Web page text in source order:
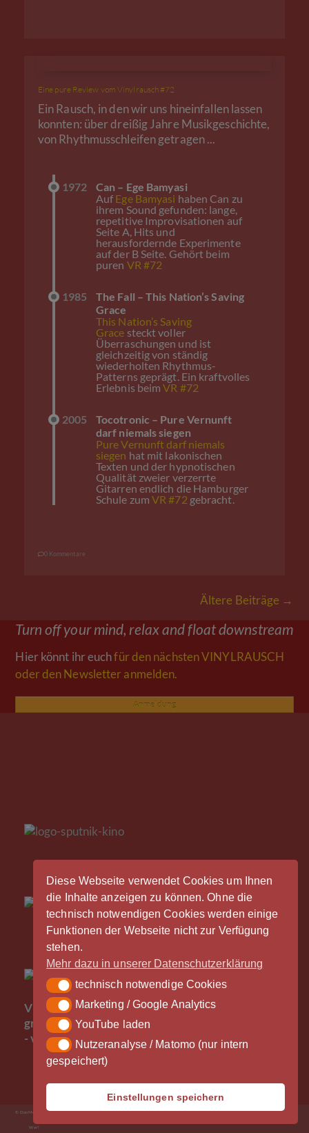
Diese Webseite verwendet Cookies um Ihnen
die Inhalte anzeigen zu können. Ohne die
technisch notwendigen Cookies werden einige
Funktionen der Webseite nicht zur Verfügung
stehen.
Mehr dazu in unserer Datenschutzerklärung
technisch notwendige Cookies
technisch notwendige Cookies
Marketing / Google Analytics
Marketing / Google Analytics
YouTube laden
YouTube laden
Nutzeranalyse / Matomo (nur intern gespeichert)
Nutzeranalyse / Matomo (nur intern
gespeichert)
Einstellungen speichern
Eine pure Review vom Vinylrausch #72
Ein Rausch, in den wir uns hineinfallen lassen
konnten: über dreißig Jahre Musikgeschichte,
von Rhythmusschleifen getragen ...
1972
Can – Ege Bamyasi
Auf Ege Bamyasi haben Can zu
ihrem Sound gefunden: lange,
repetitive Improvisationen auf
Seite A, Hits und
herausfordernde Experimente
auf der B Seite. Gehört beim
puren VR #72
1985
The Fall – This Nation’s Saving
Grace
This Nation’s Saving
Grace steckt voller
Überraschungen und ist
gleichzeitig von ständig
wiederholten Rhythmus-
Patterns geprägt. Ein kraftvolles
Erlebnis beimVR #72
2005
Tocotronic – Pure Vernunft
darf niemals siegen
Pure Vernunft darf niemals
siegen hat mit lakonischen
Texten und der hypnotischen
Qualität zweier verzerrte
Gitarren endlich die Hamburger
Schule zumVR #72 gebracht.
0 Kommentare
Ältere Beiträge →
Turn off your mind, relax and float downstream
Hier könnt ihr euchfür den nächsten VINYLRAUSCH
oder den Newsletter anmelden.
Anmeldung
Vinylrausch wäre nicht möglich ohne die
großzügige Unterstützung durch unsere Partner
- vielen Dank!
© Don Medien 2026 Impressum Datenschutzerklärung AGB – News und Termine Was? Wie? Wo?
Wer?